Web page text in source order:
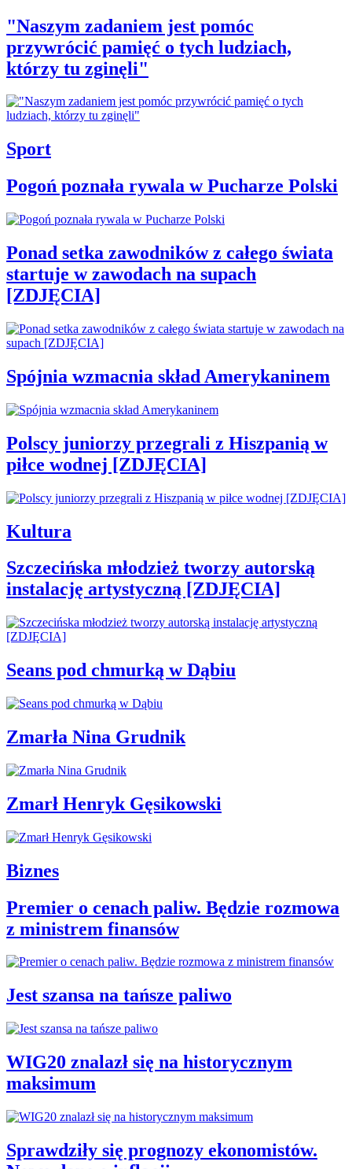
"Naszym zadaniem jest pomóc
przywrócić pamięć o tych ludziach,
którzy tu zginęli"
Sport
Pogoń poznała rywala w Pucharze Polski
Ponad setka zawodników z całego świata
startuje w zawodach na supach
[ZDJĘCIA]
Spójnia wzmacnia skład Amerykaninem
Polscy juniorzy przegrali z Hiszpanią w
piłce wodnej [ZDJĘCIA]
Kultura
Szczecińska młodzież tworzy autorską
instalację artystyczną [ZDJĘCIA]
Seans pod chmurką w Dąbiu
Zmarła Nina Grudnik
Zmarł Henryk Gęsikowski
Biznes
Premier o cenach paliw. Będzie rozmowa
z ministrem finansów
Jest szansa na tańsze paliwo
WIG20 znalazł się na historycznym
maksimum
Sprawdziły się prognozy ekonomistów.